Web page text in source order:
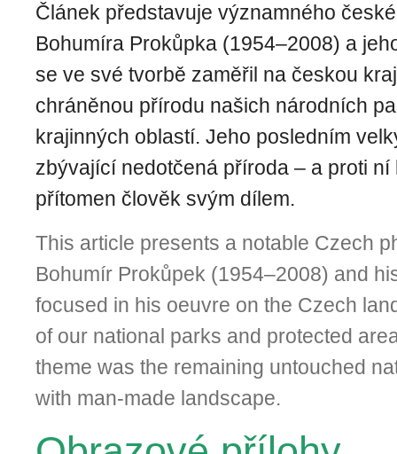
Článek představuje významného
Bohumíra Prokůpka (1954–2008) a
se ve své tvorbě zaměřil na českou
chráněnou přírodu našich národních
krajinných oblastí. Jeho posledním
zbývající nedotčená příroda – a proti ní
přítomen člověk svým dílem.
This article presents a notable Czech
Bohumír Prokůpek (1954–2008) and
focused in his oeuvre on the Czech
of our national parks and protected
theme was the remaining untouched
with man-made landscape.